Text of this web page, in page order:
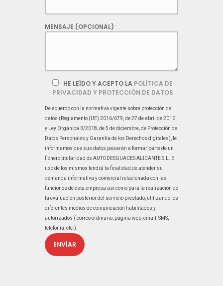
MENSAJE (OPCIONAL)
HE LEÍDO Y ACEPTO LA POLÍTICA DE
PRIVACIDAD Y PROTECCIÓN DE DATOS
De acuerdo con la normativa vigente sobre protección de
datos (Reglamento (UE) 2016/679, de 27 de abril de 2016
y Ley Orgánica 3/2018, de 5 de diciembre, de Protección de
Datos Personales y Garantía de los Derechos digitales), le
informamos que sus datos pasarán a formar parte de un
fichero titularidad de AUTODESGUACES ALICANTE S.L. El
uso de los mismos tendrá la finalidad de atender su
demanda informativa y comercial relacionada con las
funciones de esta empresa así como para la realización de
la evaluación posterior del servicio prestado, utilizando los
diferentes medios de comunicación habilitados y
autorizados ( correo ordinario, página web, email, SMS,
telefonía, etc.).